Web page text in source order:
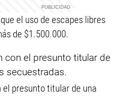
el uso de escapes libres
de $1.500.000.
presunto titular de una